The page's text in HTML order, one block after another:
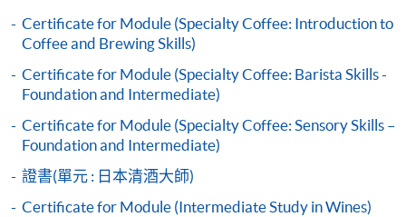
個別課程為須報讀同一學歷頒授課程及其他單元或繳
交下期學費的學員，提供網上服務，如學員就讀的課
網上支付可通過「繳費靈」(PPS) (不適用於手機)、
VISA 或 Mastercard、「微信支付」(Online WeChat
Pay) 、「支付寶」(Online Alipay) 或 「轉數快」(FPS)
繳付學費。
Certificate for Module (Specialty Coffee: Introduction to
Coffee and Brewing Skills)
Certificate for Module (Specialty Coffee: Barista Skills -
Foundation and Intermediate)
Certificate for Module (Specialty Coffee: Sensory Skills –
Foundation and Intermediate)
證書(單元 : 日本清酒大師)
Certificate for Module (Intermediate Study in Wines)